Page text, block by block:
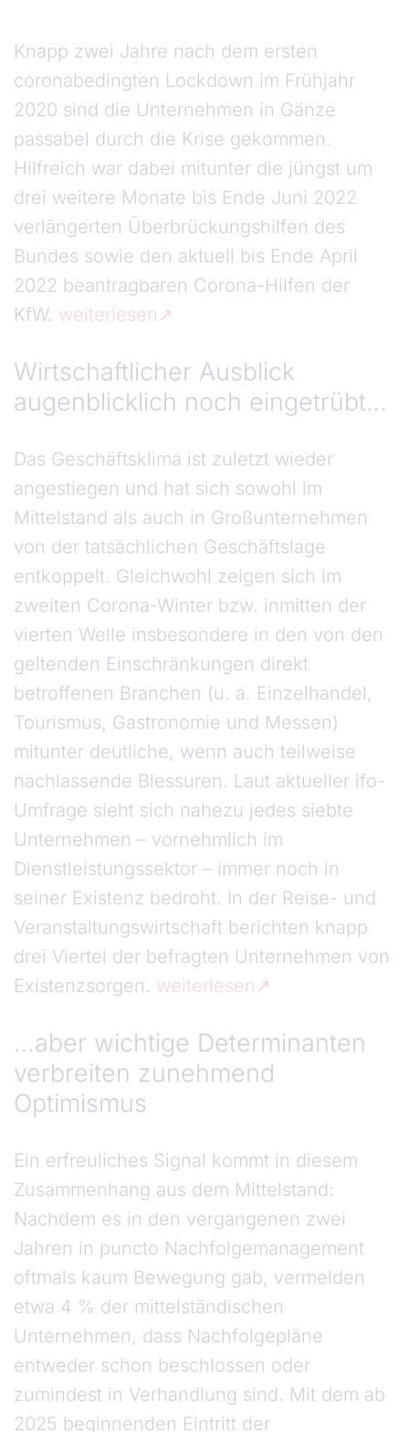
Knapp zwei Jahre nach dem ersten
coronabedingten Lockdown im Frühjahr
2020 sind die Unternehmen in Gänze
passabel durch die Krise gekommen.
Hilfreich war dabei mitunter die jüngst um
drei weitere Monate bis Ende Juni 2022
verlängerten Überbrückungshilfen des
Bundes sowie den aktuell bis Ende April
2022 beantragbaren Corona-Hilfen der
KfW. weiterlesen
Wirtschaftlicher Ausblick
augenblicklich noch eingetrübt…
Das Geschäftsklima ist zuletzt wieder
angestiegen und hat sich sowohl im
Mittelstand als auch in Großunternehmen
von der tatsächlichen Geschäftslage
entkoppelt. Gleichwohl zeigen sich im
zweiten Corona-Winter bzw. inmitten der
vierten Welle insbesondere in den von den
geltenden Einschränkungen direkt
betroffenen Branchen (u. a. Einzelhandel,
Tourismus, Gastronomie und Messen)
mitunter deutliche, wenn auch teilweise
nachlassende Blessuren. Laut aktueller ifo-
Umfrage sieht sich nahezu jedes siebte
Unternehmen – vornehmlich im
Dienstleistungssektor – immer noch in
seiner Existenz bedroht. In der Reise- und
Veranstaltungswirtschaft berichten knapp
drei Viertel der befragten Unternehmen von
Existenzsorgen. weiterlesen
…aber wichtige Determinanten
verbreiten zunehmend
Optimismus
Ein erfreuliches Signal kommt in diesem
Zusammenhang aus dem Mittelstand:
Nachdem es in den vergangenen zwei
Jahren in puncto Nachfolgemanagement
oftmals kaum Bewegung gab, vermelden
etwa 4 % der mittelständischen
Unternehmen, dass Nachfolgepläne
entweder schon beschlossen oder
zumindest in Verhandlung sind. Mit dem ab
2025 beginnenden Eintritt der